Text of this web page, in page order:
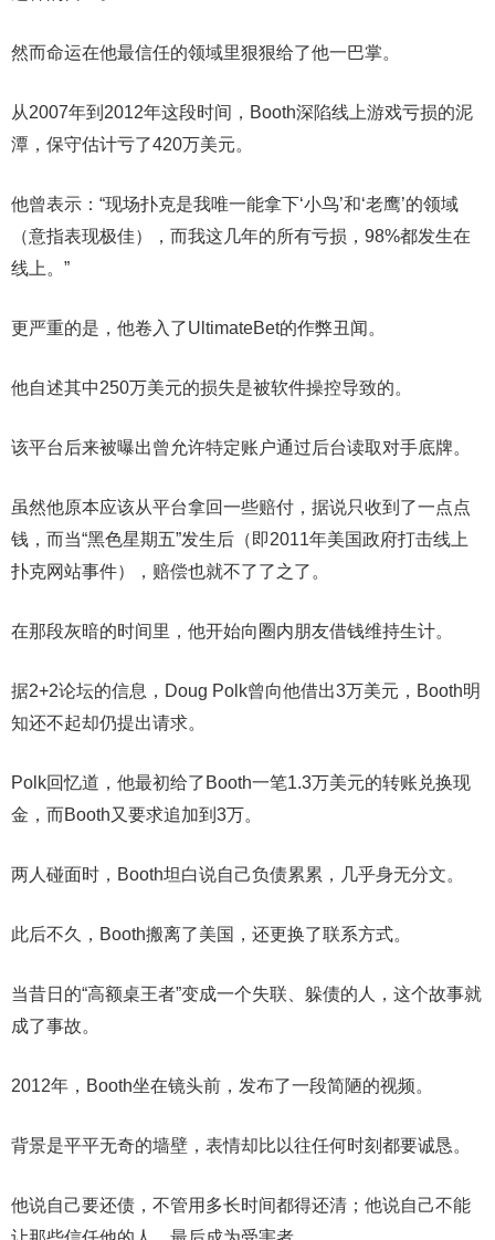
然而命运在他最信任的领域里狠狠给了他一巴掌。
从2007年到2012年这段时间，Booth深陷线上游戏亏损的泥
潭，保守估计亏了420万美元。
他曾表示：“现场扑克是我唯一能拿下‘小鸟’和‘老鹰’的领域
（意指表现极佳），而我这几年的所有亏损，98%都发生在
线上。”
更严重的是，他卷入了UltimateBet的作弊丑闻。
他自述其中250万美元的损失是被软件操控导致的。
该平台后来被曝出曾允许特定账户通过后台读取对手底牌。
虽然他原本应该从平台拿回一些赔付，据说只收到了一点点
钱，而当“黑色星期五”发生后（即2011年美国政府打击线上
扑克网站事件），赔偿也就不了了之了。
在那段灰暗的时间里，他开始向圈内朋友借钱维持生计。
据2+2论坛的信息，Doug Polk曾向他借出3万美元，Booth明
知还不起却仍提出请求。
Polk回忆道，他最初给了Booth一笔1.3万美元的转账兑换现
金，而Booth又要求追加到3万。
两人碰面时，Booth坦白说自己负债累累，几乎身无分文。
此后不久，Booth搬离了美国，还更换了联系方式。
当昔日的“高额桌王者”变成一个失联、躲债的人，这个故事就
成了事故。
2012年，Booth坐在镜头前，发布了一段简陋的视频。
背景是平平无奇的墙壁，表情却比以往任何时刻都要诚恳。
他说自己要还债，不管用多长时间都得还清；他说自己不能